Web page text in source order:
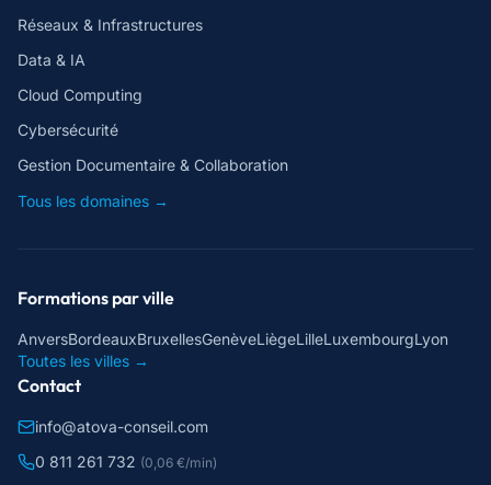
Réseaux & Infrastructures
Data & IA
Cloud Computing
Cybersécurité
Gestion Documentaire & Collaboration
Tous les domaines →
Formations par ville
AnversBordeauxBruxellesGenèveLiègeLilleLuxembourgLyon
Toutes les villes →
Contact
info@atova-conseil.com
0 811 261 732 (0,06 €/min)